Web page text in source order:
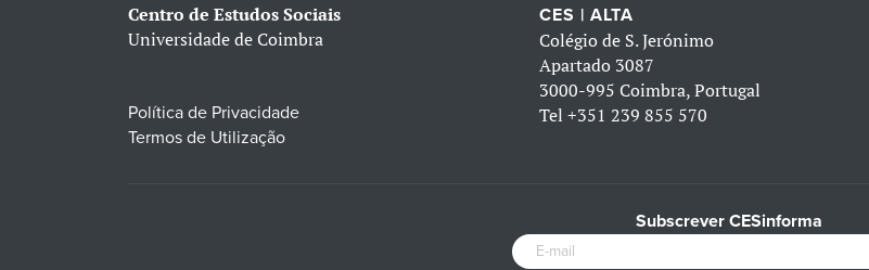
Centro de Estudos Sociais
Universidade de Coimbra
Política de Privacidade
Termos de Utilização
CES | ALTA
Colégio de S. Jerónimo
Apartado 3087
3000-995 Coimbra, Portugal
Tel+351 239 855 570
Subscrever CESinforma